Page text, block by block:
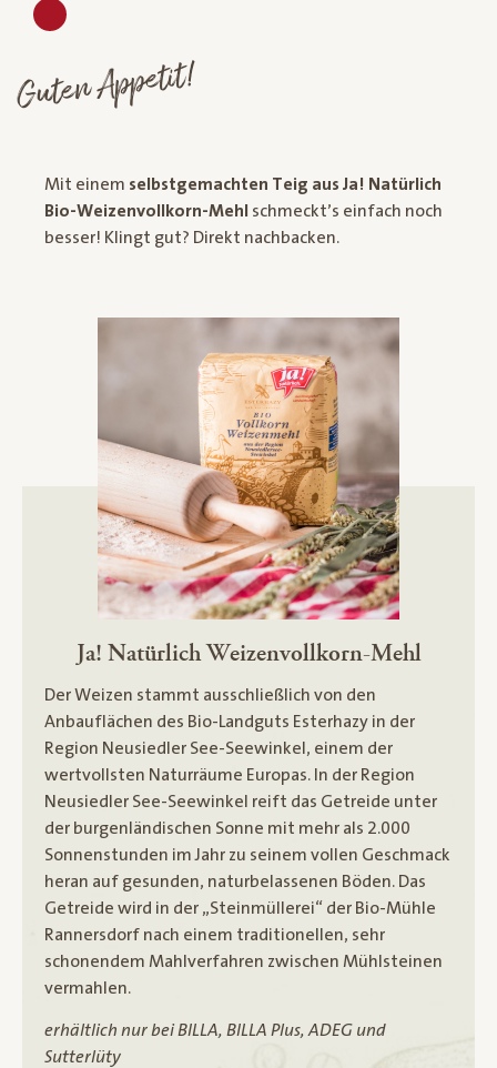
Guten Appetit!
Mit einem selbstgemachten Teig aus Ja! Natürlich
Bio-Weizenvollkorn-Mehl schmeckt’s einfach noch
besser! Klingt gut? Direkt nachbacken.
Ja! Natürlich Weizenvollkorn-Mehl
Der Weizen stammt ausschließlich von den
Anbauflächen des Bio-Landguts Esterhazy in der
Region Neusiedler See-Seewinkel, einem der
wertvollsten Naturräume Europas. In der Region
Neusiedler See-Seewinkel reift das Getreide unter
der burgenländischen Sonne mit mehr als 2.000
Sonnenstunden im Jahr zu seinem vollen Geschmack
heran auf gesunden, naturbelassenen Böden. Das
Getreide wird in der „Steinmüllerei“ der Bio-Mühle
Rannersdorf nach einem traditionellen, sehr
schonendem Mahlverfahren zwischen Mühlsteinen
vermahlen.
erhältlich nur bei BILLA, BILLA Plus, ADEG und
Sutterlüty